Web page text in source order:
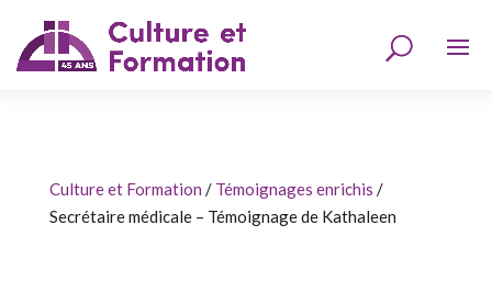
Culture et Formation / Témoignages enrichis /
Secrétaire médicale – Témoignage de Kathaleen